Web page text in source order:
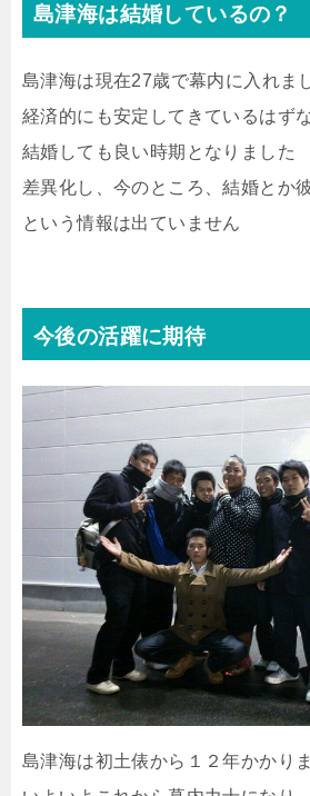
島津海は結婚しているの？
島津海は現在27歳で幕内に入れま
経済的にも安定してきているはず
結婚しても良い時期となりました
差異化し、今のところ、結婚とか
という情報は出ていません
今後の活躍に期待
島津海は初土俵から１２年かかり